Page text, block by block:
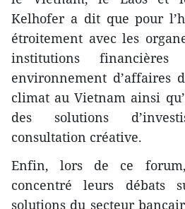
Kelhofer a dit que pour
étroitement avec les
institutions
environnement d’affaires
climat au Vietnam ainsi
des solutions
consultation créative.
Enfin, lors de ce
concentré leurs
solutions du secteur